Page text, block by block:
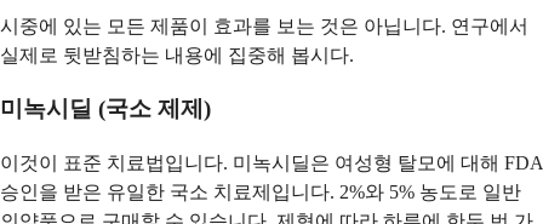
시중에 있는 모든 제품이 효과를 보는 것은 아닙니다. 연구에서
실제로 뒷받침하는 내용에 집중해 봅시다.
미녹시딜 (국소 제제)
이것이 표준 치료법입니다. 미녹시딜은 여성형 탈모에 대해 FDA
승인을 받은 유일한 국소 치료제입니다. 2%와 5% 농도로 일반